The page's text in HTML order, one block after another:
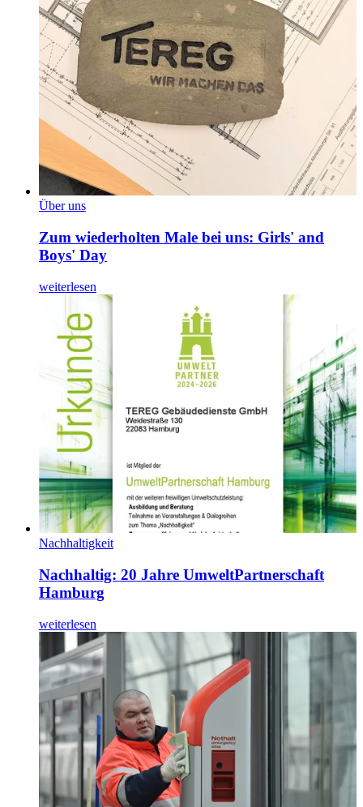
Über uns
Zum wiederholten Male bei uns: Girls' and
Boys' Day
weiterlesen
Nachhaltigkeit
Nachhaltig: 20 Jahre UmweltPartnerschaft
Hamburg
weiterlesen